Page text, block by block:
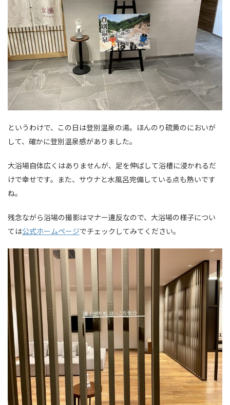
というわけで、この日は登別温泉の湯。ほんのり硫黄のにおいが
して、確かに登別温泉感がありました。
大浴場自体広くはありませんが、足を伸ばして浴槽に浸かれるだ
けで幸せです。また、サウナと水風呂完備している点も熱いです
ね。
残念ながら浴場の撮影はマナー違反なので、大浴場の様子につい
ては公式ホームページでチェックしてみてください。